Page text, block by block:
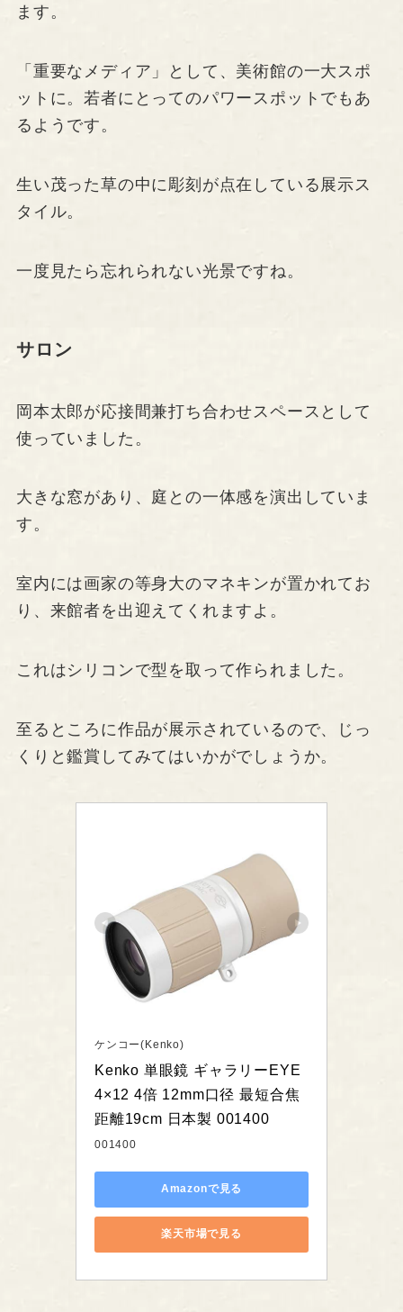
ます。
「重要なメディア」として、美術館の一大スポ
ットに。若者にとってのパワースポットでもあ
るようです。
生い茂った草の中に彫刻が点在している展示ス
タイル。
一度見たら忘れられない光景ですね。
サロン
岡本太郎が応接間兼打ち合わせスペースとして
使っていました。
大きな窓があり、庭との一体感を演出していま
す。
室内には画家の等身大のマネキンが置かれてお
り、来館者を出迎えてくれますよ。
これはシリコンで型を取って作られました。
至るところに作品が展示されているので、じっ
くりと鑑賞してみてはいかがでしょうか。
ケンコー(Kenko)
Kenko 単眼鏡 ギャラリーEYE
4×12 4倍 12mm口径 最短合焦
距離19cm 日本製 001400
001400
Amazonで見る
楽天市場で見る